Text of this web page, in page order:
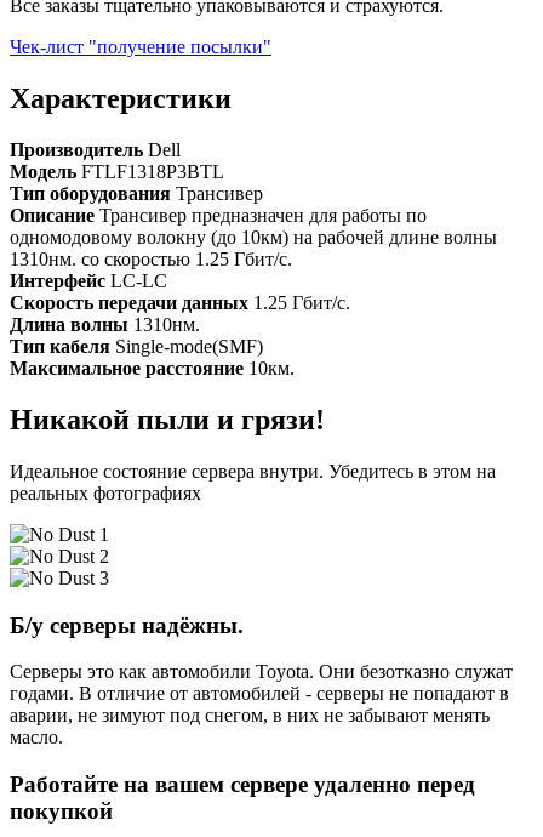
Все заказы тщательно упаковываются и страхуются.
Чек-лист "получение посылки"
Характеристики
Производитель Dell
Модель FTLF1318P3BTL
Тип оборудования Трансивер
Описание Трансивер предназначен для работы по
одномодовому волокну (до 10км) на рабочей длине волны
1310нм. со скоростью 1.25 Гбит/с.
Интерфейс LC-LC
Скорость передачи данных 1.25 Гбит/с.
Длина волны 1310нм.
Тип кабеля Single-mode(SMF)
Максимальное расстояние 10км.
Никакой пыли и грязи!
Идеальное состояние сервера внутри. Убедитесь в этом на
реальных фотографиях
Б/у серверы надёжны.
Серверы это как автомобили Toyota. Они безотказно служат
годами. В отличие от автомобилей - серверы не попадают в
аварии, не зимуют под снегом, в них не забывают менять
масло.
Работайте на вашем сервере удаленно перед
покупкой